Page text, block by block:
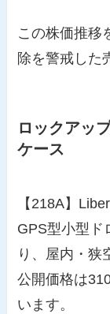
この株価推移
除を警戒した
ロックアッ
ケース
【218A】
GPS型小型ド
り、屋内・狭
公開価格は
います。